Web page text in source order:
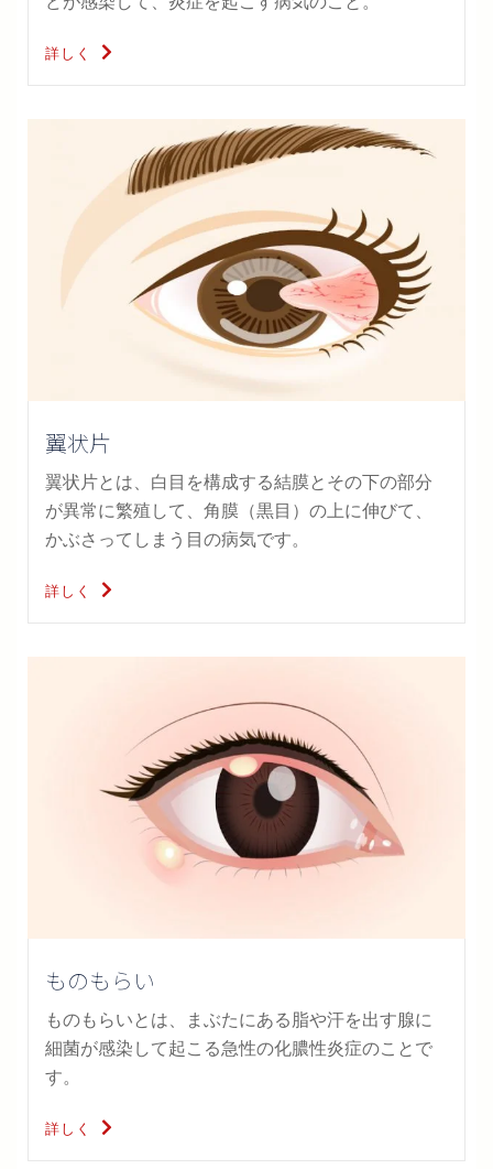
詳しく
翼状片
翼状片とは、白目を構成する結膜とその下の部分
が異常に繁殖して、角膜（黒目）の上に伸びて、
かぶさってしまう目の病気です。
詳しく
ものもらい
ものもらいとは、まぶたにある脂や汗を出す腺に
細菌が感染して起こる急性の化膿性炎症のことで
す。
詳しく